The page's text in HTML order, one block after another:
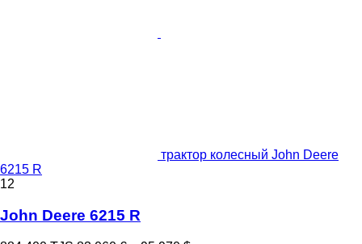
трактор колесный John Deere
6215 R
12
John Deere 6215 R